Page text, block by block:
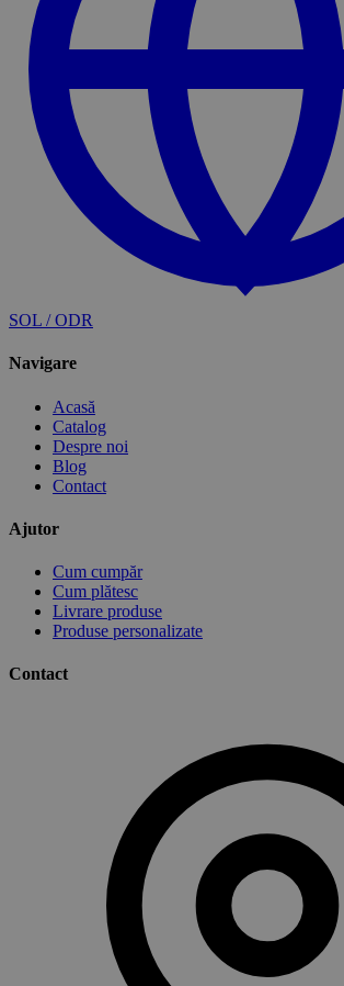
SOL / ODR
Navigare
Acasă
Catalog
Despre noi
Blog
Contact
Ajutor
Cum cumpăr
Cum plătesc
Livrare produse
Produse personalizate
Contact